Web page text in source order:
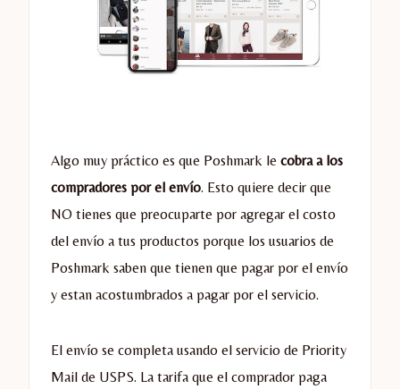
Algo muy práctico es que Poshmark le cobra a los
compradores por el envío. Esto quiere decir que
NO tienes que preocuparte por agregar el costo
del envío a tus productos porque los usuarios de
Poshmark saben que tienen que pagar por el envío
y estan acostumbrados a pagar por el servicio.
El envío se completa usando el servicio de Priority
Mail de USPS. La tarifa que el comprador paga